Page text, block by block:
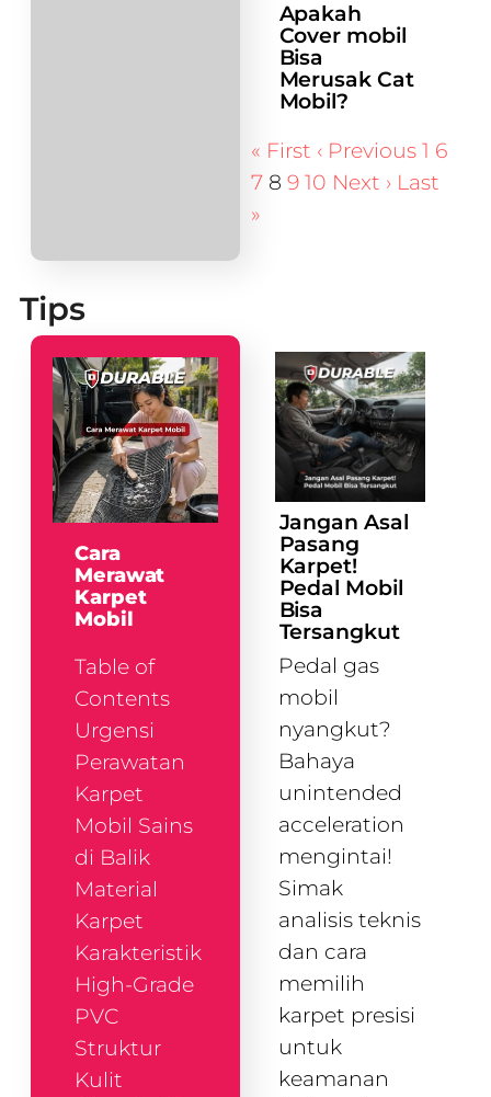
Apakah
Cover mobil
Bisa
Merusak Cat
Mobil?
« First ‹ Previous 1 6
7 8 9 10 Next › Last
»
Tips
Cara
Merawat
Karpet
Mobil
Table of
Contents
Urgensi
Perawatan
Karpet
Mobil Sains
di Balik
Material
Karpet
Karakteristik
High-Grade
PVC
Struktur
Kulit
Jangan Asal
Pasang
Karpet!
Pedal Mobil
Bisa
Tersangkut
Pedal gas
mobil
nyangkut?
Bahaya
unintended
acceleration
mengintai!
Simak
analisis teknis
dan cara
memilih
karpet presisi
untuk
keamanan